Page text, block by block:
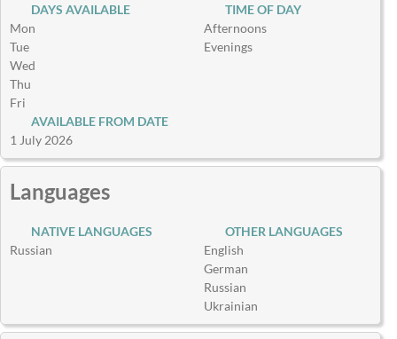
DAYS AVAILABLE
Mon
Tue
Wed
Thu
Fri
TIME OF DAY
Afternoons
Evenings
AVAILABLE FROM DATE
1 July 2026
Languages
NATIVE LANGUAGES
Russian
OTHER LANGUAGES
English
German
Russian
Ukrainian